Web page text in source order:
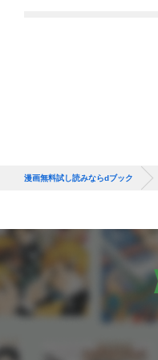
漫画無料試し読みならdブック